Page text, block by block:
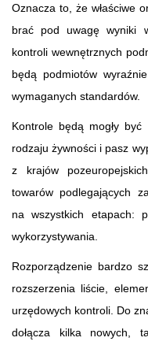
Oznacza to, że właściwe
brać pod uwagę wyniki
kontroli wewnętrznych
będą podmiotów
wymaganych standardów.
Kontrole będą mogły
rodzaju żywności i pasz
z krajów
towarów podlegających
na wszystkich etapach:
wykorzystywania.
Rozporządzenie bardzo
rozszerzenia liście,
urzędowych kontroli. Do
dołącza kilka nowych,